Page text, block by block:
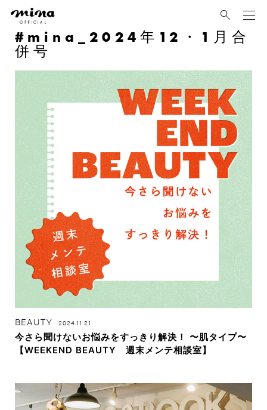
mina_2024年12・1月合
併号
BEAUTY 2024.11.21
今さら聞けないお悩みをすっきり解決！ 〜肌タイプ〜
【WEEKEND BEAUTY 週末メンテ相談室】